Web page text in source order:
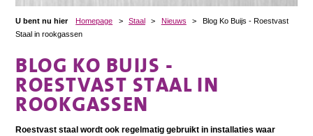
U bent nu hier Homepage > Staal > Nieuws >
Blog Ko Buijs - Roestvast
Staal in rookgassen
BLOG KO BUIJS -
ROESTVAST STAAL IN
ROOKGASSEN
Roestvast staal wordt ook regelmatig gebruikt in installaties waar